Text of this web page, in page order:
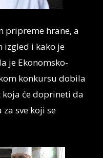
pripreme hrane, a
izgled i kako je
je Ekonomsko-
konkursu dobila
koja će doprineti da
sve koji se